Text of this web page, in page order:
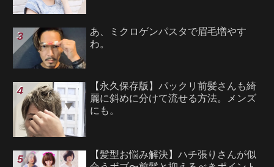
あ、ミクロゲンパスタで眉毛増やす
わ。
【永久保存版】パックリ前髪さんも綺
麗に斜めに分けて流せる方法。メンズ
にも。
【髪型お悩み解決】ハチ張りさんが似